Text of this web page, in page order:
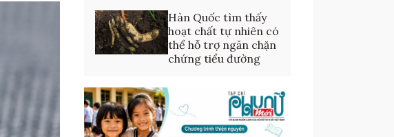
Hàn Quốc tìm thấy
hoạt chất tự nhiên có
thể hỗ trợ ngăn chặn
chứng tiểu đường